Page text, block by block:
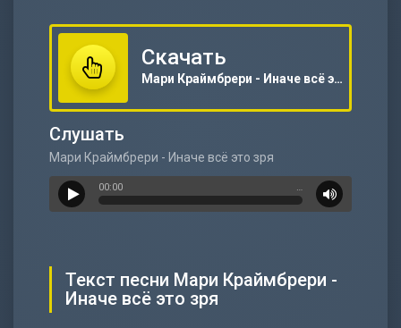
Скачать
Мари Краймбрери - Иначе всё это зря
Слушать
Мари Краймбрери - Иначе всё это зря
00:00 …
Текст песни Мари Краймбрери -
Иначе всё это зря